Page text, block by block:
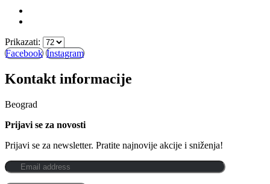
Prikazati:
Facebook Instagram
Kontakt informacije
Beograd
Prijavi se za novosti
Prijavi se za newsletter. Pratite najnovije akcije i sniženja!